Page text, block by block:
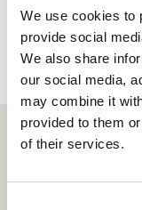
We use cookies to
provide social
We also share
our social media,
may combine it
provided to them
of their services.
Shepherd
og blir en perfekt